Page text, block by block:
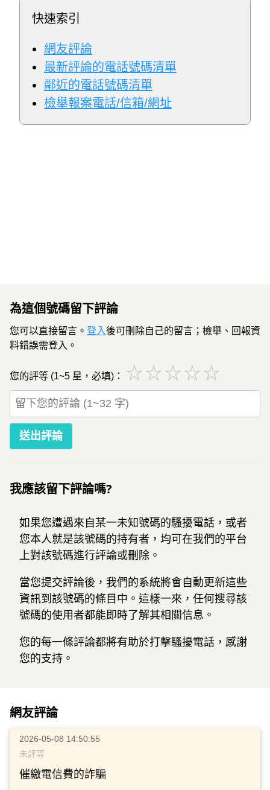
快速索引
網友評論
最新評論的電話號碼清單
鄰近的電話號碼清單
檢舉報案電話/信箱/網址
為這個號碼留下評論
您可以直接留言。 登入後可刪除自己的留言；檢舉、回報資
料錯誤需登入。
您的評等 (1~5 星，必填)： ☆☆☆☆☆
送出評論
我應該留下評論嗎?
如果您遭遇來自某一未知號碼的騷擾電話，或者
您本人就是該號碼的持有者，均可在我們的平台
上對該號碼進行評論或刪除。
當您提交評論後，我們的系統將會自動更新這些
資訊到該號碼的條目中。這樣一來，任何搜尋該
號碼的使用者都能即時了解其相關信息。
您的每一條評論都將有助於打擊騷擾電話，感謝
您的支持。
網友評論
2026-05-08 14:50:55
未評等
催繳電信費的詐騙